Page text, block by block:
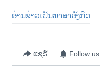
ອ່ານຂ່າວເປັນພາສາອັງກິດ
ແຊຣ໌ Follow us